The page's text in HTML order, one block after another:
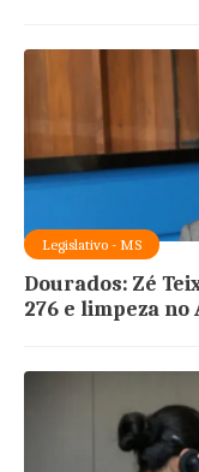
Legislativo - MS
Dourados: Zé
276 e limpeza